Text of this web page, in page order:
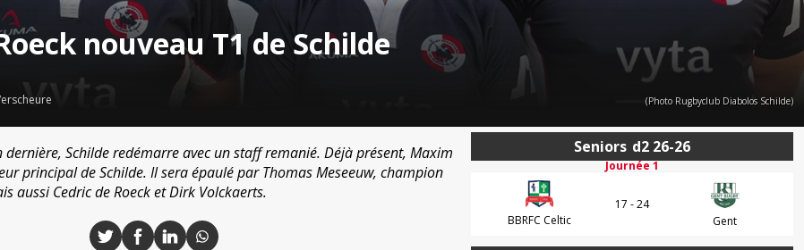
nouveau T1 de Schilde
(Photo Rugbyclub Diabolos Schilde)
dernière, Schilde redémarre avec un staff remanié. Déjà présent, Maxim
principal de Schilde. Il sera épaulé par Thomas Meseeuw, champion
aussi Cedric de Roeck et Dirk Volckaerts.
Seniors d2 26-26
Journée 1
BBRFC Celtic
17 - 24
Gent